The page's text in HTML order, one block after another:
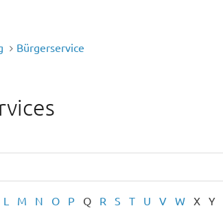
Bürgerservice
L M N O P Q R S T U V W X Y